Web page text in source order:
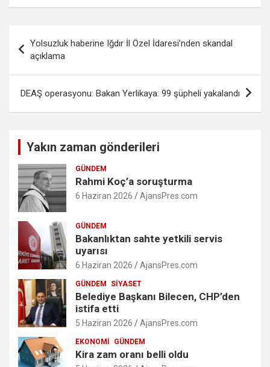
gezinmesi
Yolsuzluk haberine Iğdır İl Özel İdaresi’nden skandal
açıklama
DEAŞ operasyonu: Bakan Yerlikaya: 99 şüpheli yakalandı
Yakın zaman gönderileri
GÜNDEM
Rahmi Koç’a soruşturma
6 Haziran 2026 AjansPres.com
GÜNDEM
Bakanlıktan sahte yetkili servis
uyarısı
6 Haziran 2026 AjansPres.com
GÜNDEM SIYASET
Belediye Başkanı Bilecen, CHP’den
istifa etti
5 Haziran 2026 AjansPres.com
EKONOMI GÜNDEM
Kira zam oranı belli oldu